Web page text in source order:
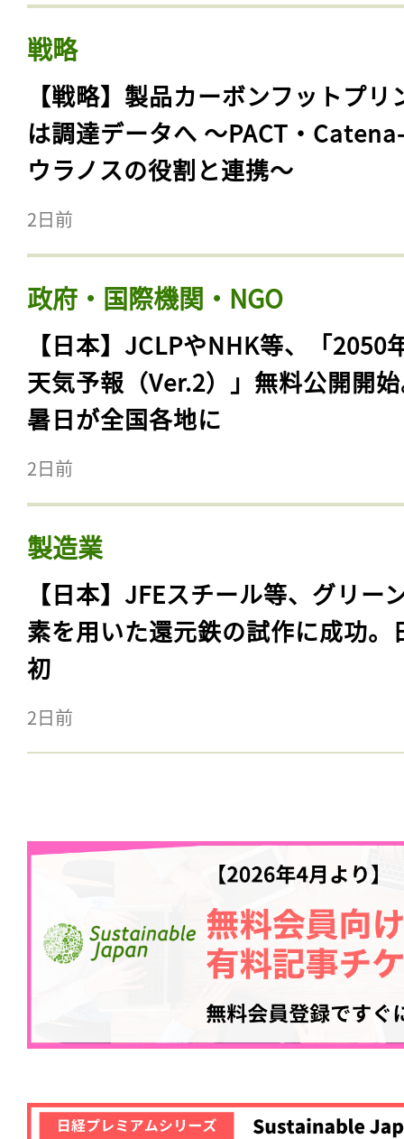
戦略
【戦略】製品カーボンフットプリ
は調達データへ 〜PACT・
ウラノスの役割と連携〜
2日前
政府・国際機関・NGO
【日本】JCLPやNHK等、「2050
天気予報（Ver.2）」無料公開開
暑日が全国各地に
2日前
製造業
【日本】JFEスチール等、グリー
素を用いた還元鉄の試作に成功。
初
2日前